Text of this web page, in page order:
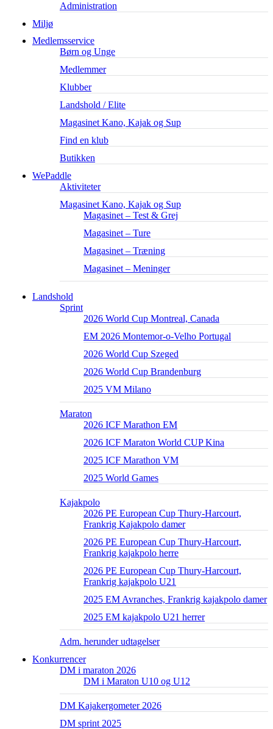
Administration
Miljø
Medlemsservice
Børn og Unge
Medlemmer
Klubber
Landshold / Elite
Magasinet Kano, Kajak og Sup
Find en klub
Butikken
WePaddle
Aktiviteter
Magasinet Kano, Kajak og Sup
Magasinet – Test & Grej
Magasinet – Ture
Magasinet – Træning
Magasinet – Meninger
Landshold
Sprint
2026 World Cup Montreal, Canada
EM 2026 Montemor-o-Velho Portugal
2026 World Cup Szeged
2026 World Cup Brandenburg
2025 VM Milano
Maraton
2026 ICF Marathon EM
2026 ICF Maraton World CUP Kina
2025 ICF Marathon VM
2025 World Games
Kajakpolo
2026 PE European Cup Thury-Harcourt,
Frankrig Kajakpolo damer
2026 PE European Cup Thury-Harcourt,
Frankrig kajakpolo herre
2026 PE European Cup Thury-Harcourt,
Frankrig kajakpolo U21
2025 EM Avranches, Frankrig kajakpolo damer
2025 EM kajakpolo U21 herrer
Adm. herunder udtagelser
Konkurrencer
DM i maraton 2026
DM i Maraton U10 og U12
DM Kajakergometer 2026
DM sprint 2025